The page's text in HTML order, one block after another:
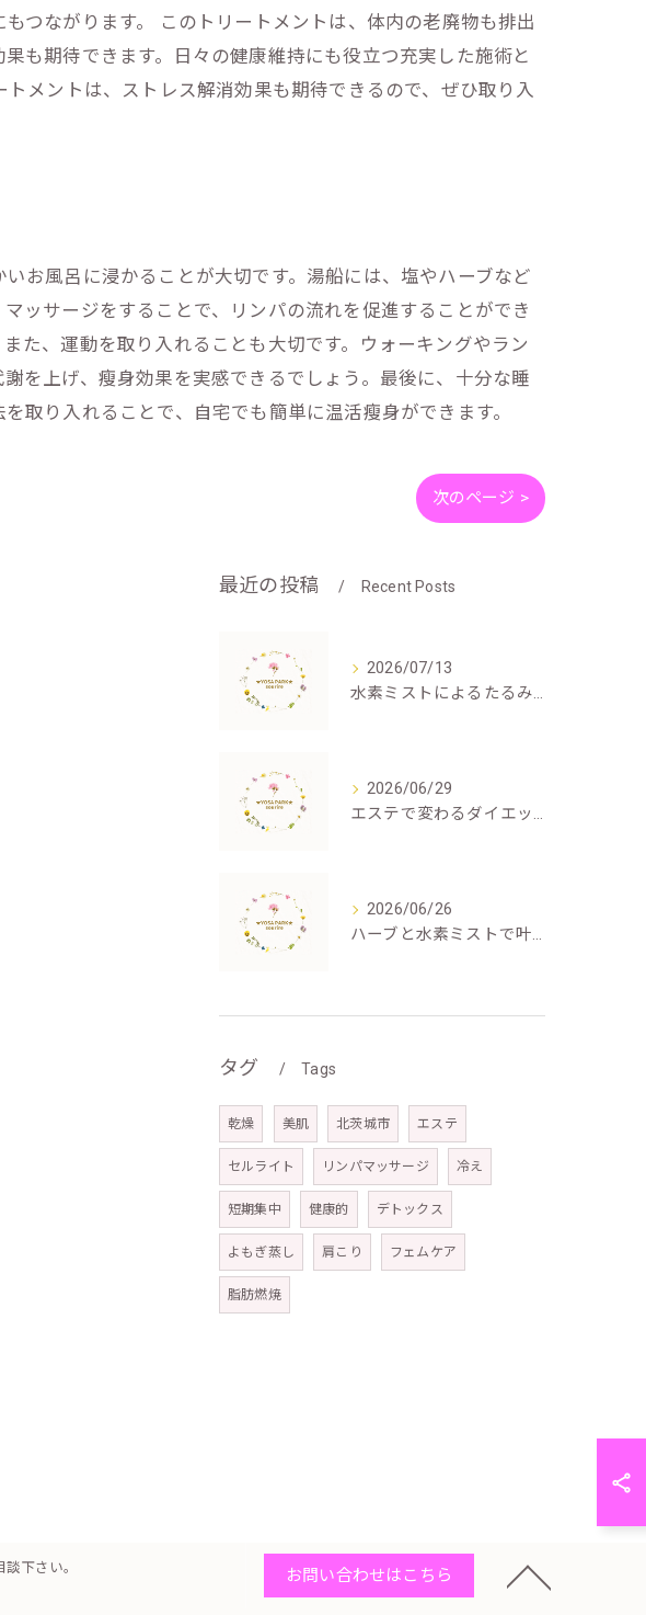
つながります。 このトリートメントは、体内の老廃物も排出
も期待できます。日々の健康維持にも役立つ充実した施術と
メントは、ストレス解消効果も期待できるので、ぜひ取り入
お風呂に浸かることが大切です。湯船には、塩やハーブなど
ッサージをすることで、リンパの流れを促進することができ
た、運動を取り入れることも大切です。ウォーキングやラン
を上げ、瘦身効果を実感できるでしょう。最後に、十分な睡
取り入れることで、自宅でも簡単に温活瘦身ができます。
次のページ >
最近の投稿 Recent Posts
2026/07/13
水素ミストによるたるみケアの仕組みと効果
2026/06/29
エステで変わるダイエット成功体験
2026/06/26
ハーブと水素ミストで叶える深いむくみ解消と癒し
タグ Tags
乾燥 美肌 北茨城市 エステ
セルライト リンパマッサージ 冷え
短期集中 健康的 デトックス
よもぎ蒸し 肩こり フェムケア
脂肪燃焼
下さい。
お問い合わせはこちら